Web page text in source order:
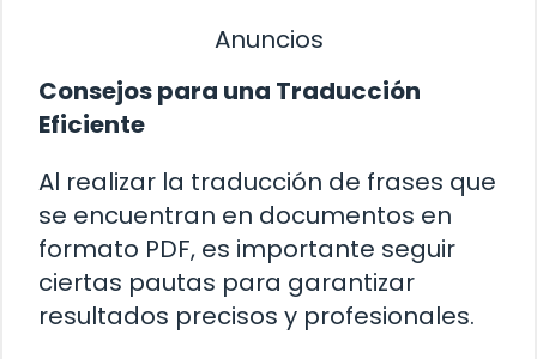
Anuncios
Consejos para una Traducción
Eficiente
Al realizar la traducción de frases que
se encuentran en documentos en
formato PDF, es importante seguir
ciertas pautas para garantizar
resultados precisos y profesionales.